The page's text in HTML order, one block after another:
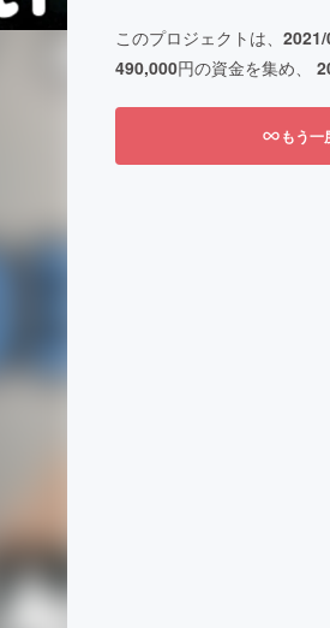
このプロジェクトは、
490,000円の資金を集め、
もう